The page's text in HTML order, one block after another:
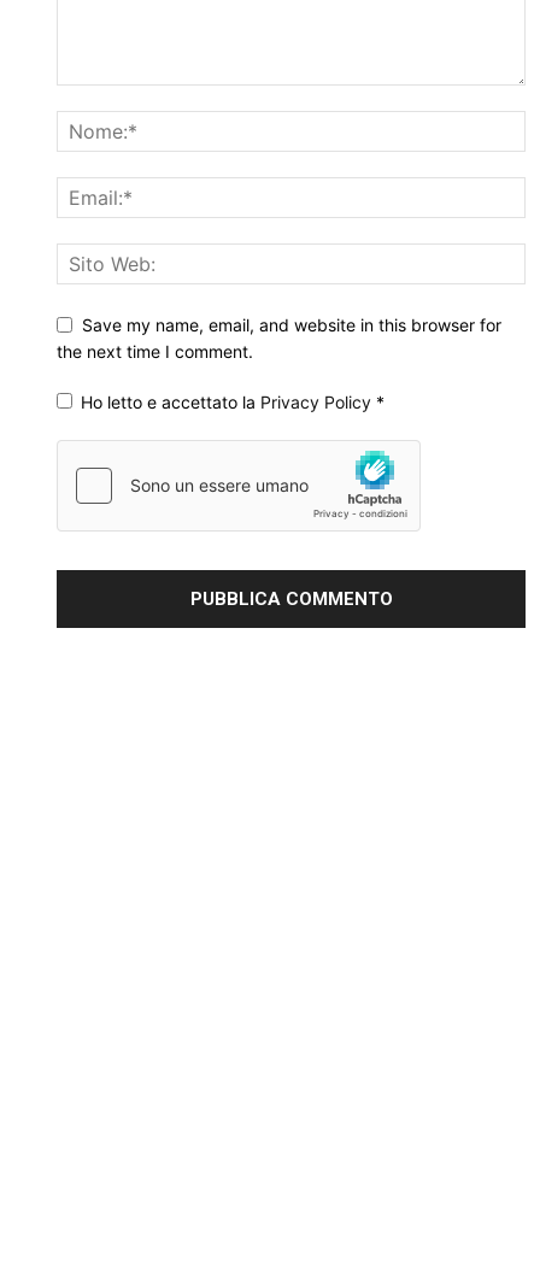
Save my name, email, and website in this browser for
the next time I comment.
Ho letto e accettato la Privacy Policy *